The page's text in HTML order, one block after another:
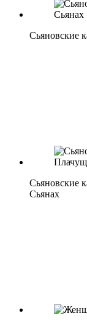
Сьяновские
Сьяновские
Сьянах